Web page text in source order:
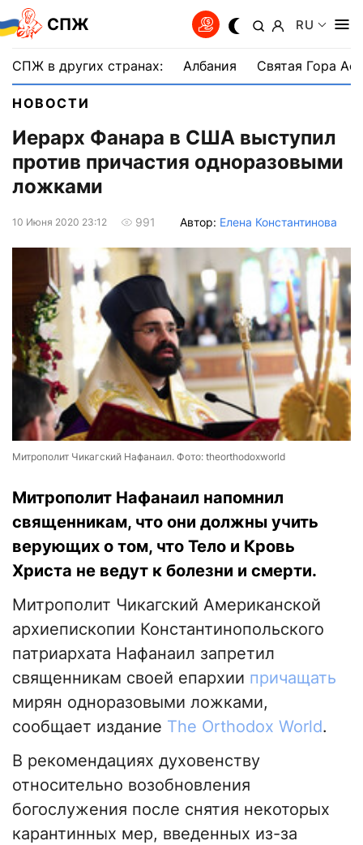
СПЖ RU
СПЖ в других странах: Албания Святая Гора
НОВОСТИ
Иерарх Фанара в США выступил
против причастия одноразовыми
ложками
10 Июня 2020 23:12 991 Автор: Елена Константинова
Митрополит Чикагский Нафанаил. Фото: theorthodoxworld
Митрополит Нафанаил напомнил
священникам, что они должны учить
верующих о том, что Тело и Кровь
Христа не ведут к болезни и смерти.
Митрополит Чикагский Американской
архиепископии Константинопольского
патриархата Нафанаил запретил
священникам своей епархии причащать
мирян одноразовыми ложками,
сообщает издание Тhe Оrthodox World.
В рекомендациях духовенству
относительно возобновления
богослужения после снятия некоторых
карантинных мер, введенных из-за